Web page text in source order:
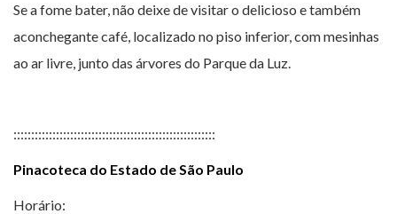
Se a fome bater, não deixe de visitar o delicioso e também
aconchegante café, localizado no piso inferior, com mesinhas
ao ar livre, junto das árvores do Parque da Luz.
:::::::::::::::::::::::::::::::::::::::::::::::::::::::::
Pinacoteca do Estado de São Paulo
Horário: